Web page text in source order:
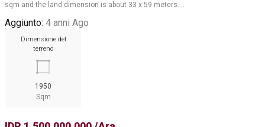
sqm and the land dimension is about 33 x 59 meters.…
Aggiunto: 4 anni Ago
Dimensione del
terreno
1950
Sqm